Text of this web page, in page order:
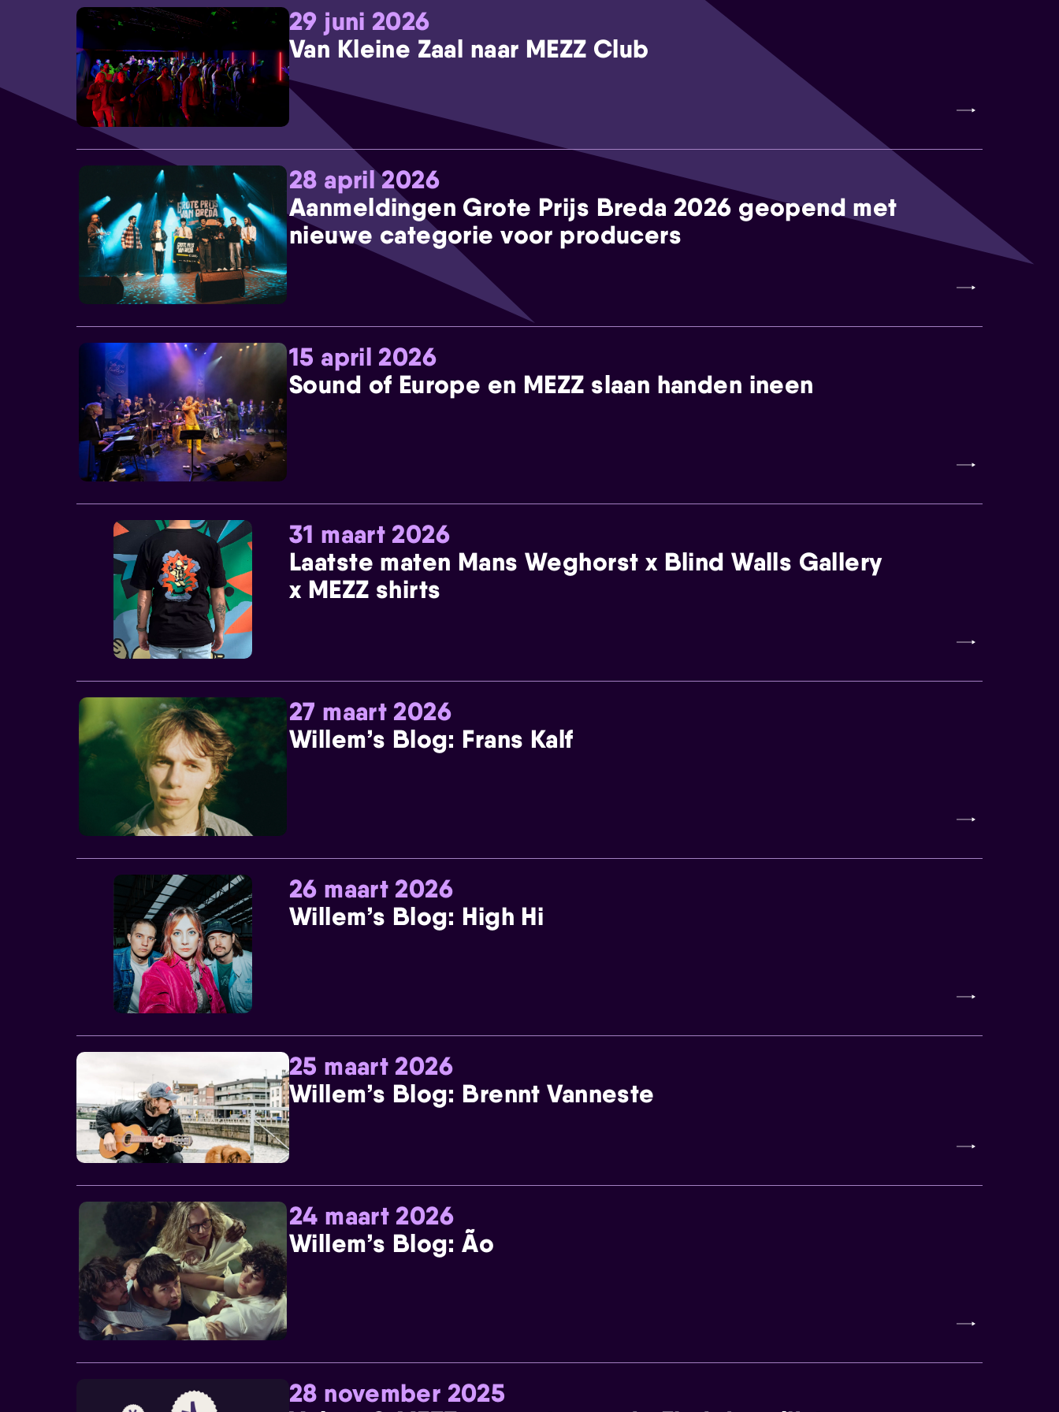
29 juni 2026
Van Kleine Zaal naar MEZZ Club
28 april 2026
Aanmeldingen Grote Prijs Breda 2026 geopend met
nieuwe categorie voor producers
15 april 2026
Sound of Europe en MEZZ slaan handen ineen
31 maart 2026
Laatste maten Mans Weghorst x Blind Walls Gallery
x MEZZ shirts
27 maart 2026
Willem’s Blog: Frans Kalf
26 maart 2026
Willem’s Blog: High Hi
25 maart 2026
Willem’s Blog: Brennt Vanneste
24 maart 2026
Willem’s Blog: Ão
28 november 2025